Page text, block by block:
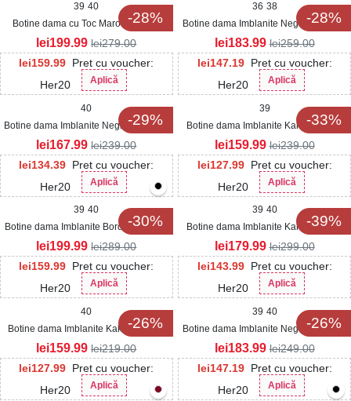
-28%
39 40
Botine dama cu Toc Maro din Piele
Ecologica Cressida
lei159.99 Pret cu voucher:
Her20
Aplică
lei199.99 lei279.00
-28%
36 38
Botine dama Imblanite Negre din Piele
Ecologica Lacuita Wynne
lei147.19 Pret cu voucher:
Her20
Aplică
lei183.99 lei259.00
-29%
40
Botine dama Imblanite Negre din Piele
Ecologica Teija
lei134.39 Pret cu voucher:
Her20
Aplică
lei167.99 lei239.00
-33%
39
Botine dama Imblanite Kaki din Piele
Ecologica Intoarsa Tisha
lei127.99 Pret cu voucher:
Her20
Aplică
lei159.99 lei239.00
-30%
39 40
Botine dama Imblanite Bordo din Piele
Ecologica Lacuita Csilla
lei159.99 Pret cu voucher:
Her20
Aplică
lei199.99 lei289.00
-39%
39 40
Botine dama Imblanite Kaki din Piele
Ecologica Intoarsa Jaisme
lei143.99 Pret cu voucher:
Her20
Aplică
lei179.99 lei299.00
-26%
40
Botine dama Imblanite Kaki din Piele
Ecologica Intoarsa Raine
lei127.99 Pret cu voucher:
Her20
Aplică
lei159.99 lei219.00
-26%
39 40
Botine dama Imblanite Negre din Piele
Ecologica Presea
lei147.19 Pret cu voucher:
Her20
Aplică
lei183.99 lei249.00